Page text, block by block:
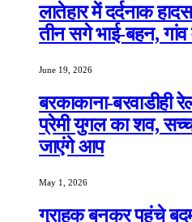
लातेहार में दर्दनाक
तीन सगे भाई-बहन, गांव
June 19, 2026
बरकाकाना-बरवाडीही
प्रेमी युगल का शव,
जाएंगे आप
May 1, 2026
ग्राहक बनकर पहुंचे